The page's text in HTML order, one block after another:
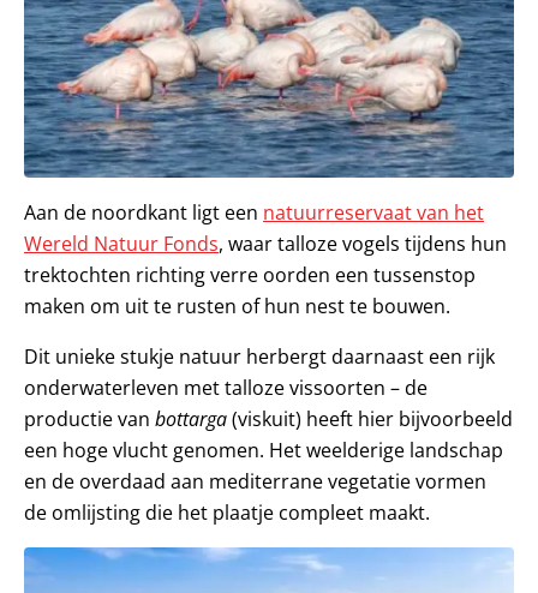
Aan de noordkant ligt een natuurreservaat van het
Wereld Natuur Fonds, waar talloze vogels tijdens hun
trektochten richting verre oorden een tussenstop
maken om uit te rusten of hun nest te bouwen.
Dit unieke stukje natuur herbergt daarnaast een rijk
onderwaterleven met talloze vissoorten – de
productie van bottarga(viskuit) heeft hier bijvoorbeeld
een hoge vlucht genomen. Het weelderige landschap
en de overdaad aan mediterrane vegetatie vormen
de omlijsting die het plaatje compleet maakt.